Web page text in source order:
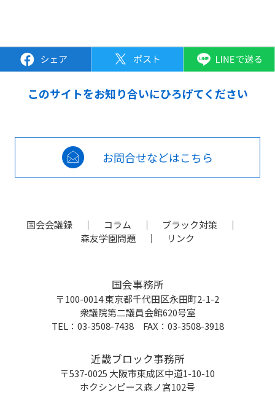
このサイトをお知り合いにひろげてください
お問合せなどはこちら
国会会議録 コラム
ブラック対策
森友学園問題
リンク
国会事務所
〒100-0014 東京都千代田区永田町2-1-2
衆議院第二議員会館620号室
TEL：03-3508-7438 FAX：03-3508-3918
近畿ブロック事務所
〒537-0025 大阪市東成区中道1-10-10
ホクシンピース森ノ宮102号